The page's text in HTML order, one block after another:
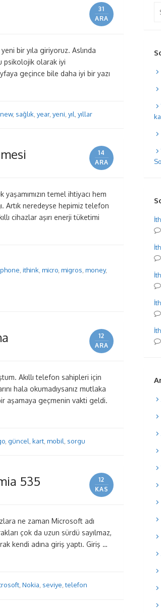
31
ARA
bir yıla giriyoruz. Aslında
psikolojik olarak iyi
geçince bile daha iyi bir yazı
new, sağlık year, yeni yıl yıllar
14
ARA
temel ihtiyacı hem
Artık neredeyse hepimiz telefon
cihazlar aşırı enerji tüketimi
ithink micro migros money,
12
ARA
Akıllı telefon sahipleri için
hala okumadıysanız mutlaka
aşamaya geçmenin vakti geldi.
, güncel kart, mobil sorgu
535
12
KAS
ne zaman Microsoft adı
çok da uzun sürdü sayılmaz,
kendi adına giriş yaptı. Giriş …
, Nokia, seviye,telefon